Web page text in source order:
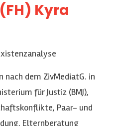
Kyra
nach dem ZivMediatG. in
für Justiz (BMJ),
Paar- und
Elternberatung